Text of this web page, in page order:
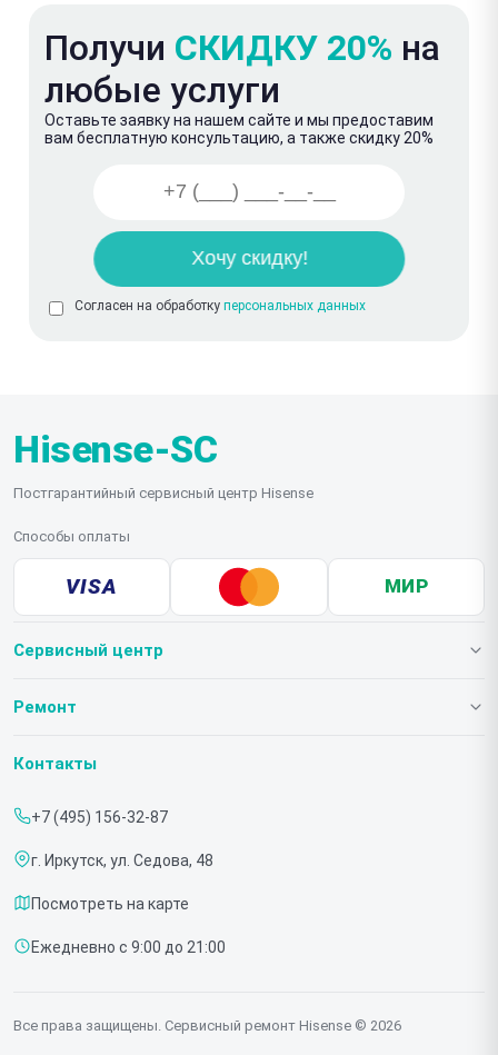
Получи СКИДКУ 20% на
любые услуги
Оставьте заявку на нашем сайте и мы предоставим
вам бесплатную консультацию, а также скидку 20%
Согласен на обработку персональных данных
Hisense-SC
Постгарантийный сервисный центр Hisense
Способы оплаты
VISA МИР
Сервисный центр
О нашем сервисе
Срочный ремонт
Доставка и способы оплаты
Диагностика
Контакты
Ремонт
Телевизоров
Контакты
+7 (495) 156-32-87
г. Иркутск, ул. Седова, 48
Посмотреть на карте
Ежедневно с 9:00 до 21:00
Все права защищены. Сервисный ремонт Hisense © 2026